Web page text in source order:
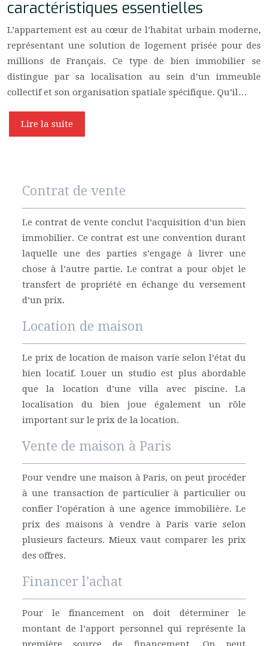
caractéristiques essentielles
L’appartement est au cœur de l’habitat urbain moderne,
représentant une solution de logement prisée pour des
millions de Français. Ce type de bien immobilier se
distingue par sa localisation au sein d’un immeuble
collectif et son organisation spatiale spécifique. Qu’il…
Lire la suite
Contrat de vente
Le contrat de vente conclut l’acquisition d’un bien
immobilier. Ce contrat est une convention durant
laquelle une des parties s’engage à livrer une
chose à l’autre partie. Le contrat a pour objet le
transfert de propriété en échange du versement
d’un prix.
Location de maison
Le prix de location de maison varie selon l’état du
bien locatif. Louer un studio est plus abordable
que la location d’une villa avec piscine. La
localisation du bien joue également un rôle
important sur le prix de la location.
Vente de maison à Paris
Pour vendre une maison à Paris, on peut procéder
à une transaction de particulier à particulier ou
confier l’opération à une agence immobilière. Le
prix des maisons à vendre à Paris varie selon
plusieurs facteurs. Mieux vaut comparer les prix
des offres.
Financer l’achat
Pour le financement on doit déterminer le
montant de l’apport personnel qui représente la